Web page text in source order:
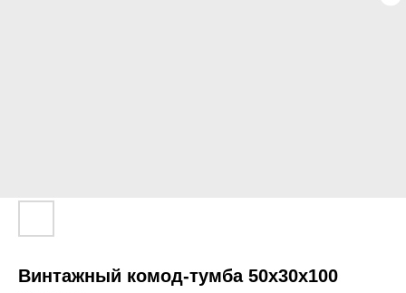
Винтажный комод-тумба 50x30x100